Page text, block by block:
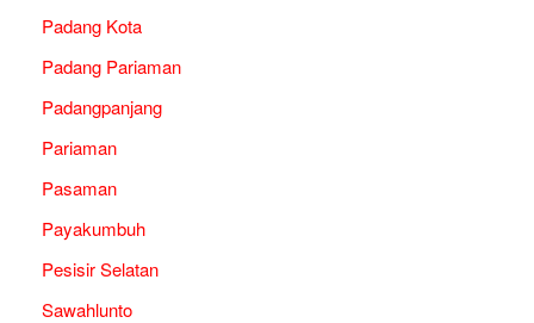
Padang Kota
Padang Pariaman
Padangpanjang
Pariaman
Pasaman
Payakumbuh
Pesisir Selatan
Sawahlunto